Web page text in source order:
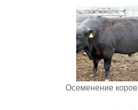
Осеменение